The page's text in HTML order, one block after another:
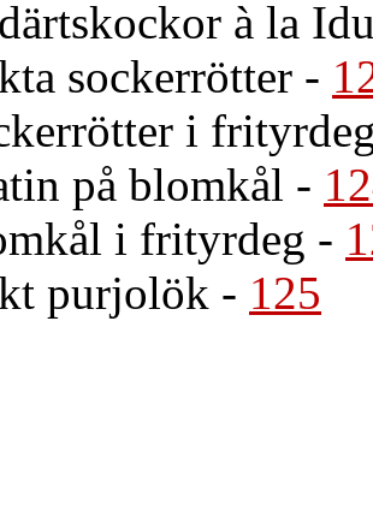
à la
sockerrötter -
i
på blomkål -
i frityrdeg -
purjolök - 125